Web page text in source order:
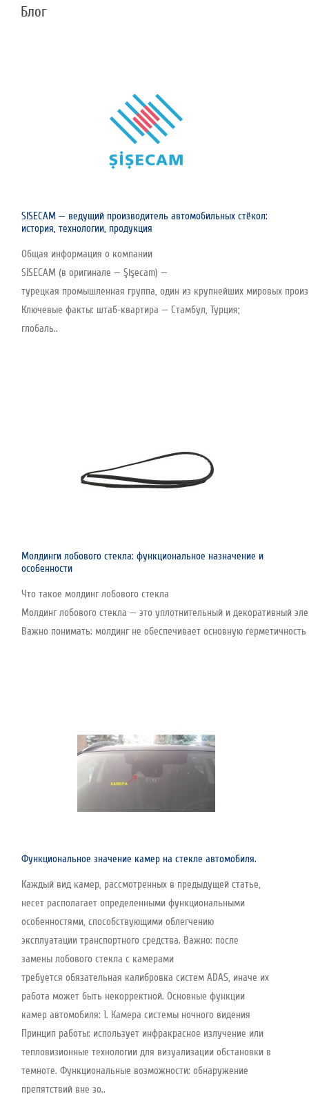
Блог
SISECAM — ведущий производитель автомобильных стёкол:
история, технологии, продукция
Общая информация о компании
SISECAM (в оригинале — Şişecam) —
турецкая промышленная группа, один из крупнейших мировых
Ключевые факты: штаб‑квартира — Стамбул, Турция;
глобаль..
Молдинги лобового стекла: функциональное назначение и
особенности
Что такое молдинг лобового стекла
Молдинг лобового стекла — это уплотнительный и декоративный
Важно понимать: молдинг не обеспечивает основную
Функциональное значение камер на стекле автомобиля.
Каждый вид камер, рассмотренных в предыдущей статье,
несет располагает определенными функциональными
особенностями, способствующими облегчению
эксплуатации транспортного средства. Важно: после
замены лобового стекла с камерами
требуется обязательная калибровка систем ADAS, иначе их
работа может быть некорректной. Основные функции
камер автомобиля: 1. Камера системы ночного видения
Принцип работы: использует инфракрасное излучение или
тепловизионные технологии для визуализации обстановки в
темноте. Функциональные возможности: обнаружение
препятствий вне зо..